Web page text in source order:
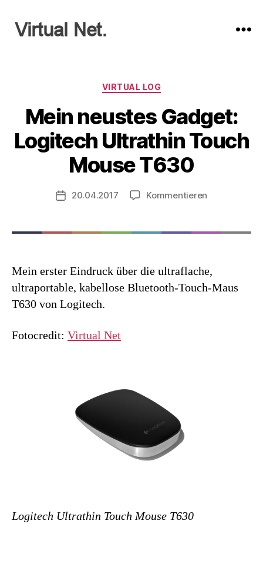
Categories
VIRTUAL LOG
Mein neustes Gadget:
Logitech Ultrathin Touch
Mouse T630
Post20.04.2017 Kommentieren
Mein erster Eindruck über die ultraflache,
ultraportable, kabellose Bluetooth-Touch-Maus
T630 von Logitech.
Fotocredit: Virtual Net
Logitech Ultrathin Touch Mouse T630